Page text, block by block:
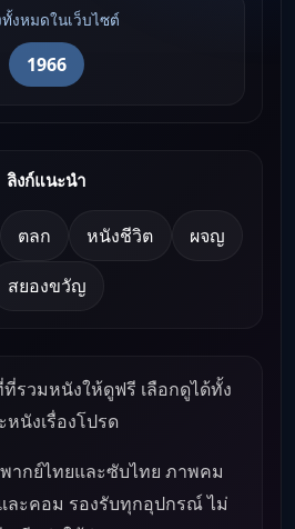
งหมดในเว็บไซต์
1966
ลิงก์แนะนำ
ตลก หนังชีวิต ผจญ
สยองขวัญ
รวมหนังให้ดูฟรี เลือกดูได้ทั้ง
นังเรื่องโปรด
ากย์ไทยและซับไทย ภาพคม
ละคอม รองรับทุกอุปกรณ์ ไม่